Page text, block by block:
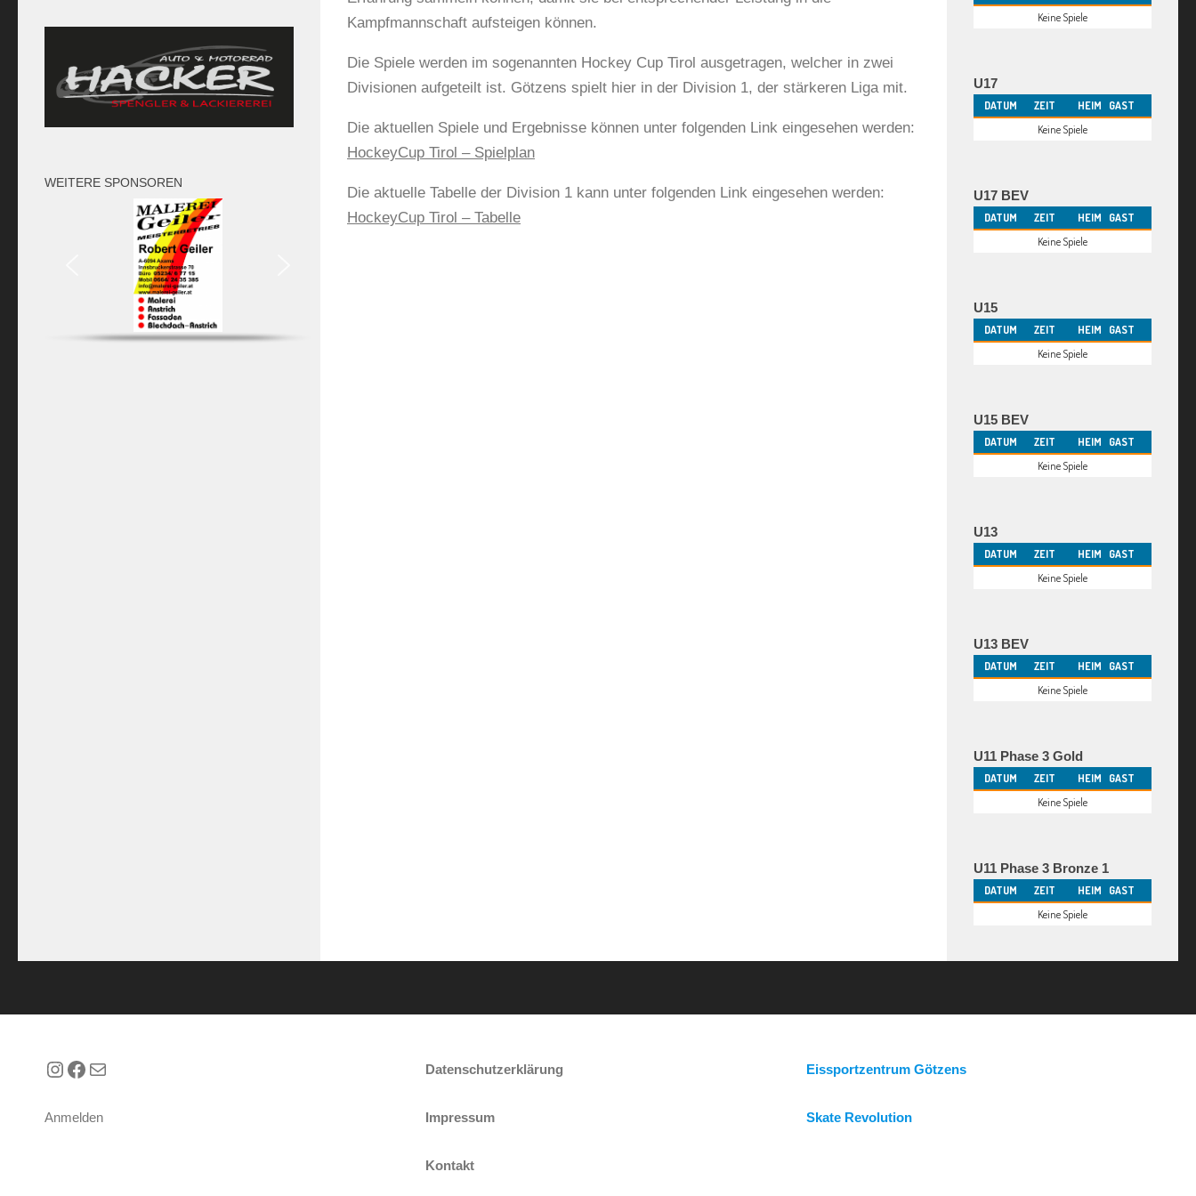
Kampfmannschaft aufsteigen können.
Die Spiele werden im sogenannten Hockey Cup Tirol ausgetragen, welcher in zwei
Divisionen aufgeteilt ist. Götzens spielt hier in der Division 1, der stärkeren Liga mit.
Die aktuellen Spiele und Ergebnisse können unter folgenden Link eingesehen werden:
HockeyCup Tirol – Spielplan
Die aktuelle Tabelle der Division 1 kann unter folgenden Link eingesehen werden:
HockeyCup Tirol – Tabelle
WEITERE SPONSOREN
Keine Spiele
U17
DATUM ZEIT HEIM
GAST
Keine Spiele
U17 BEV
DATUM ZEIT HEIM
GAST
Keine Spiele
U15
DATUM ZEIT HEIM
GAST
Keine Spiele
U15 BEV
DATUM ZEIT HEIM
GAST
Keine Spiele
U13
DATUM ZEIT HEIM
GAST
Keine Spiele
U13 BEV
DATUM ZEIT HEIM
GAST
Keine Spiele
U11 Phase 3 Gold
DATUM ZEIT HEIM
GAST
Keine Spiele
U11 Phase 3 Bronze 1
DATUM ZEIT HEIM
GAST
Keine Spiele
Instagram
Facebook
E-Mail
Anmelden
Datenschutzerklärung
Impressum
Kontakt
Eissportzentrum Götzens
Skate Revolution